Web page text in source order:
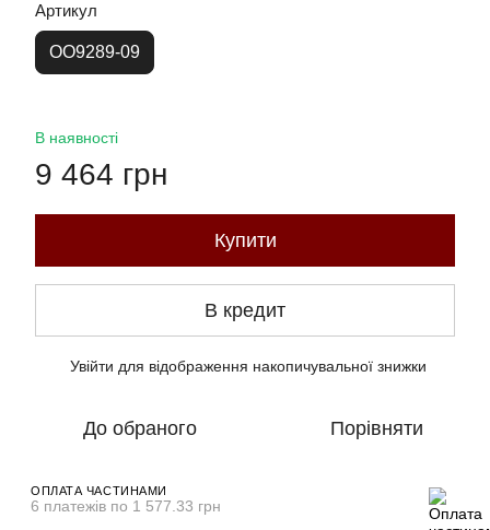
Артикул
OO9289-09
В наявності
9 464 грн
Купити
В кредит
Увійти для відображення накопичувальної знижки
До обраного Порівняти
ОПЛАТА ЧАСТИНАМИ
6 платежів по 1 577.33 грн